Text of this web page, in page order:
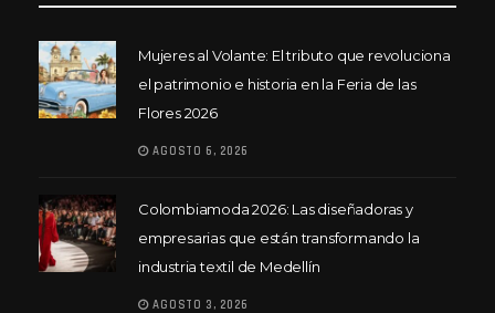
Mujeres al Volante: El tributo que revoluciona
el patrimonio e historia en la Feria de las
Flores 2026
AGOSTO 6, 2026
Colombiamoda 2026: Las diseñadoras y
empresarias que están transformando la
industria textil de Medellín
AGOSTO 3, 2026